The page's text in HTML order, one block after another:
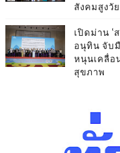
สังคมสูงวัย
เปิดม่าน ‘
อนุทิน จับ
หนุนเคลื่อ
สุขภาพ